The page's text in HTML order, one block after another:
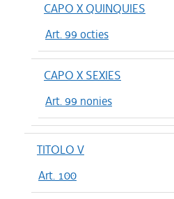
CAPO X QUINQUIES
Art. 99 octies
CAPO X SEXIES
Art. 99 nonies
TITOLO V
Art. 100